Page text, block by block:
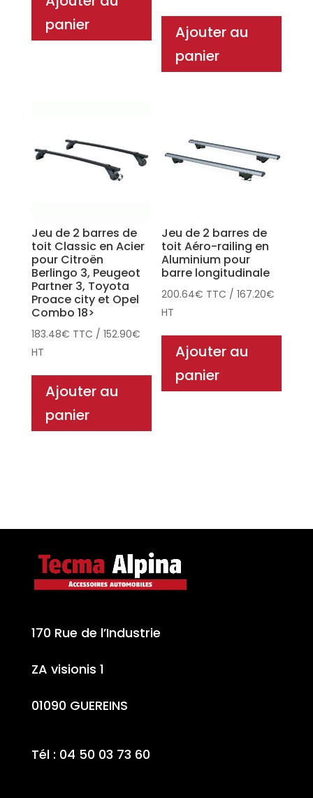
panier
Ajouter au
panier
Jeu de 2 barres de
toit Classic en Acier
pour Citroën
Berlingo 3, Peugeot
Partner 3, Toyota
Proace city et Opel
Combo 18>
183.48€ TTC / 152.90€
HT
Ajouter au
panier
Jeu de 2 barres de
toit Aéro-railing en
Aluminium pour
barre longitudinale
200.64€ TTC /167.20€
HT
Ajouter au
panier
170 Rue de l’Industrie
ZA visionis 1
01090 GUEREINS
Tél : 04 50 03 73 60